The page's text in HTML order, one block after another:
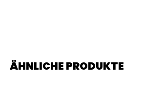
ÄHNLICHE PRODUKTE